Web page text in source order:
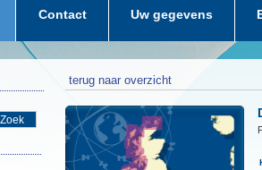
Contact Uw gegevens
Zoek
terug naar overzicht